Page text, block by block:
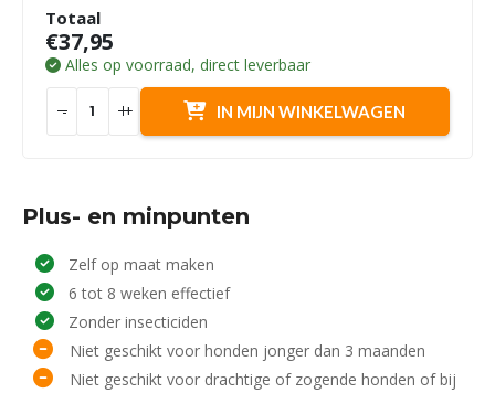
Totaal
€37,95
Alles op voorraad, direct leverbaar
- + IN MIJN WINKELWAGEN
Plus- en minpunten
Zelf op maat maken
6 tot 8 weken effectief
Zonder insecticiden
Niet geschikt voor honden jonger dan 3 maanden
Niet geschikt voor drachtige of zogende honden of bij